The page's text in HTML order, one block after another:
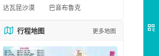
达瓦昆沙漠
巴音布鲁克
行程地图 更多地图